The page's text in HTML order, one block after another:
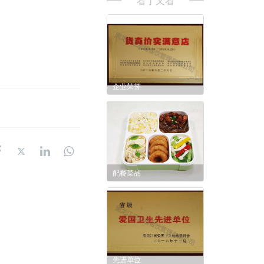
企业荣誉
配餐菜品
先进单位